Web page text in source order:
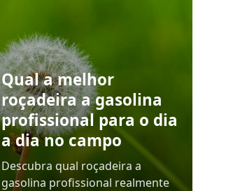
Qual a melhor
roçadeira a gasolina
profissional para o dia
a dia no campo
Descubra qual roçadeira a
gasolina profissional realmente